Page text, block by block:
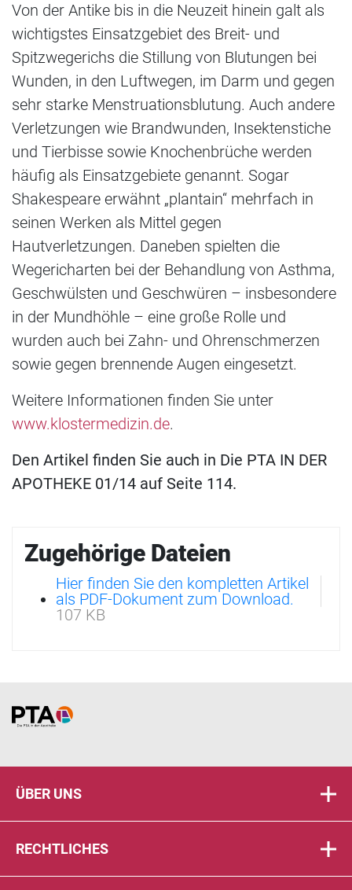
Von der Antike bis in die Neuzeit hinein galt als
wichtigstes Einsatzgebiet des Breit- und
Spitzwegerichs die Stillung von Blutungen bei
Wunden, in den Luftwegen, im Darm und gegen
sehr starke Menstruationsblutung. Auch andere
Verletzungen wie Brandwunden, Insektenstiche
und Tierbisse sowie Knochenbrüche werden
häufig als Einsatzgebiete genannt. Sogar
Shakespeare erwähnt „plantain“ mehrfach in
seinen Werken als Mittel gegen
Hautverletzungen. Daneben spielten die
Wegericharten bei der Behandlung von Asthma,
Geschwülsten und Geschwüren – insbesondere
in der Mundhöhle – eine große Rolle und
wurden auch bei Zahn- und Ohrenschmerzen
sowie gegen brennende Augen eingesetzt.
Weitere Informationen finden Sie unter
www.klostermedizin.de.
Den Artikel finden Sie auch in Die PTA IN DER
APOTHEKE 01/14 auf Seite 114.
Zugehörige Dateien
Hier finden Sie den kompletten Artikel
als PDF-Dokument zum Download.
107 KB
Home
ÜBER UNS
RECHTLICHES